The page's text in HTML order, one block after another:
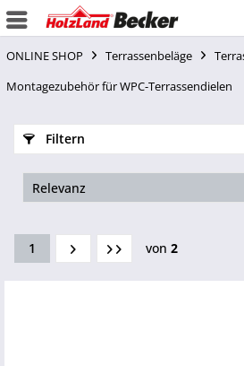
ONLINE SHOP Terrassenbeläge
Montagezubehör für WPC-Terrassendielen
Filtern
1 von 2